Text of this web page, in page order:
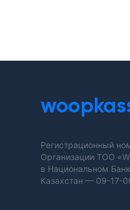
Регистрационный
Организации ТОО
в Национальном
Казахстан — 09-17-